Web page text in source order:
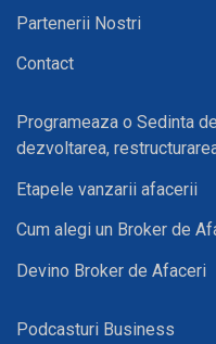
Partenerii Nostri
Contact
Programeaza o Sedinta
dezvoltarea,
Etapele vanzarii afacerii
Cum alegi un Broker de
Devino Broker de Afaceri
Podcasturi Business